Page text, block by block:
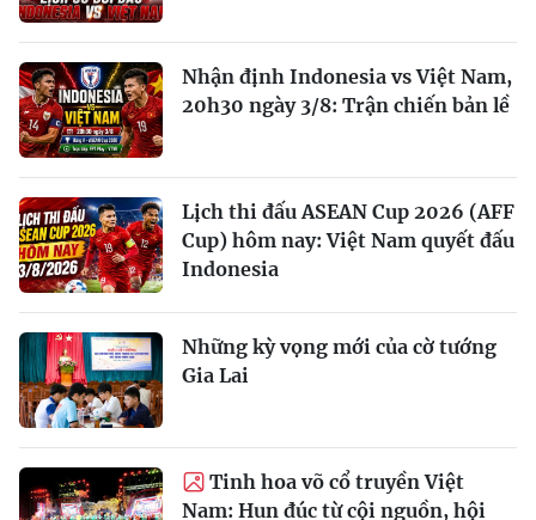
Nhận định Indonesia vs Việt Nam,
20h30 ngày 3/8: Trận chiến bản lề
Lịch thi đấu ASEAN Cup 2026 (AFF
Cup) hôm nay: Việt Nam quyết đấu
Indonesia
Những kỳ vọng mới của cờ tướng
Gia Lai
Tinh hoa võ cổ truyền Việt
Nam: Hun đúc từ cội nguồn, hội